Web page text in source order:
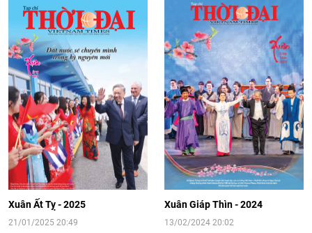
trọng tình cảm của nước Nga
08:02 | 13/06/2026
Video: Cơ hội giao lưu quốc tế cho học
sinh Việt Nam tại trại hè Artek
14:41|12/06/2026
[Video] Đối ngoại nhân dân Thủ đô
hướng tới kết nối hiệu quả nguồn lực
người Việt Nam ở nước ngoài
16:58|10/06/2026
Xuân Ất Tỵ - 2025
21/01/2025 20:49
Xuân Giáp Thìn - 2024
13/02/2024 20:02